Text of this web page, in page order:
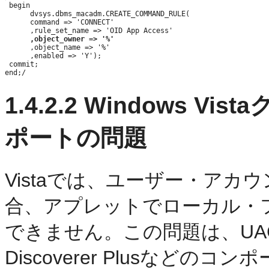
begin
      dvsys.dbms_macadm.CREATE_COMMAND_RULE(
      command => 'CONNECT'
      ,object_owner => '%'
,object_name => '%'
      ,enabled => 'Y');
commit;
1.4.2.2 Windows Vista
ポートの問題
Vistaでは、ユーザー・アカ
合、アプレットでローカル
できません。この問題は、
Discoverer Plusなどのコン